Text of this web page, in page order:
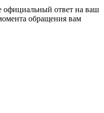
официальный ответ на ваш
обращения вам